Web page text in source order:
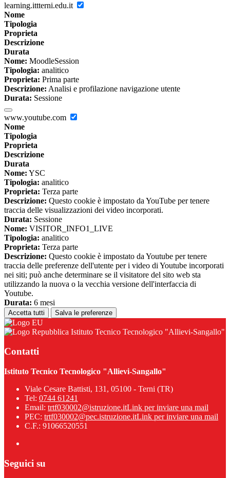
learning.ittterni.edu.it
Nome
Tipologia
Proprieta
Descrizione
Durata
Nome: MoodleSession
Tipologia: analitico
Proprieta: Prima parte
Descrizione: Analisi e profilazione navigazione utente
Durata: Sessione
www.youtube.com
Nome
Tipologia
Proprieta
Descrizione
Durata
Nome: YSC
Tipologia: analitico
Proprieta: Terza parte
Descrizione: Questo cookie è impostato da YouTube per tenere
traccia delle visualizzazioni dei video incorporati.
Durata: Sessione
Nome: VISITOR_INFO1_LIVE
Tipologia: analitico
Proprieta: Terza parte
Descrizione: Questo cookie è impostato da Youtube per tenere
traccia delle preferenze dell'utente per i video di Youtube incorporati
nei siti; può anche determinare se il visitatore del sito web sta
utilizzando la nuova o la vecchia versione dell'interfaccia di
Youtube.
Durata: 6 mesi
Accetta tutti Salva le preferenze
Istituto Tecnico Tecnologico "Allievi-Sangallo"
Contatti
Istituto Tecnico Tecnologico "Allievi-Sangallo"
Viale Cesare Battisti, 131, 05100 - Terni (TR)
Tel: 0744 61241
Email: trtf030002@istruzione.itLink per inviare una mail
PEC: trtf030002@pec.istruzione.itLink per inviare una mail
C.F.: 91066520551
Seguici su